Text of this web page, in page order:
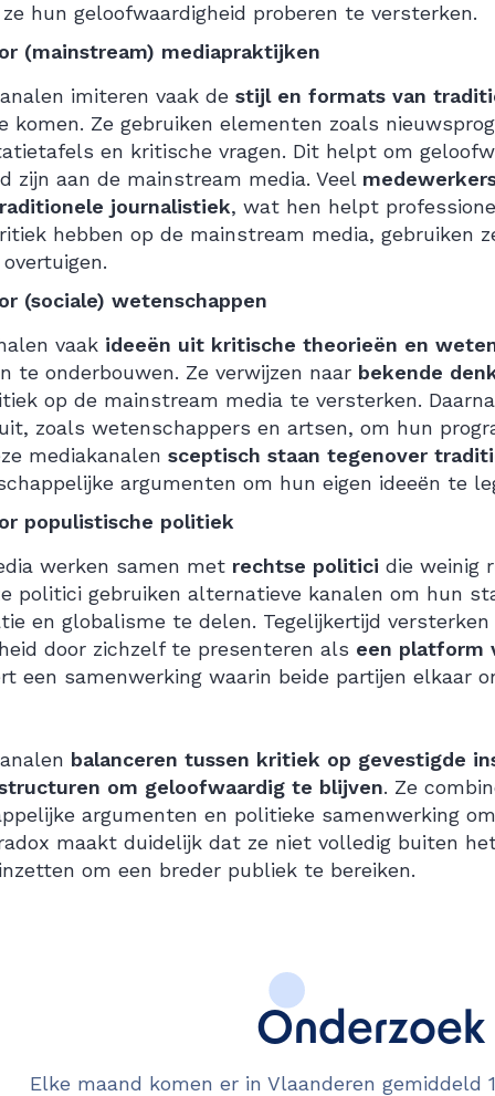
hun geloofwaardigheid proberen te versterken.
(mainstream) mediapraktijken
imiteren vaak de stijl en formats van
komen. Ze gebruiken elementen zoals
en kritische vragen. Dit helpt om
zijn aan de mainstream media. Veel
journalistiek, wat hen helpt
hebben op de mainstream media, gebruiken
(sociale) wetenschappen
vaak ideeën uit kritische theorieën en
te onderbouwen. Ze verwijzen naar bekende
op de mainstream media te versterken.
uit, zoals wetenschappers en artsen, om hun
mediakanalen sceptisch staan tegenover
argumenten om hun eigen ideeën te
populistische politiek
werken samen met rechtse politici die weinig
politici gebruiken alternatieve kanalen om hun
en globalisme te delen. Tegelijkertijd
door zichzelf te presenteren als een platform
een samenwerking waarin beide partijen elkaar
balanceren tussen kritiek op gevestigde
om geloofwaardig te blijven. Ze
argumenten en politieke samenwerking
maakt duidelijk dat ze niet volledig buiten
om een breder publiek te bereiken.
Elke maand komen er in Vlaanderen